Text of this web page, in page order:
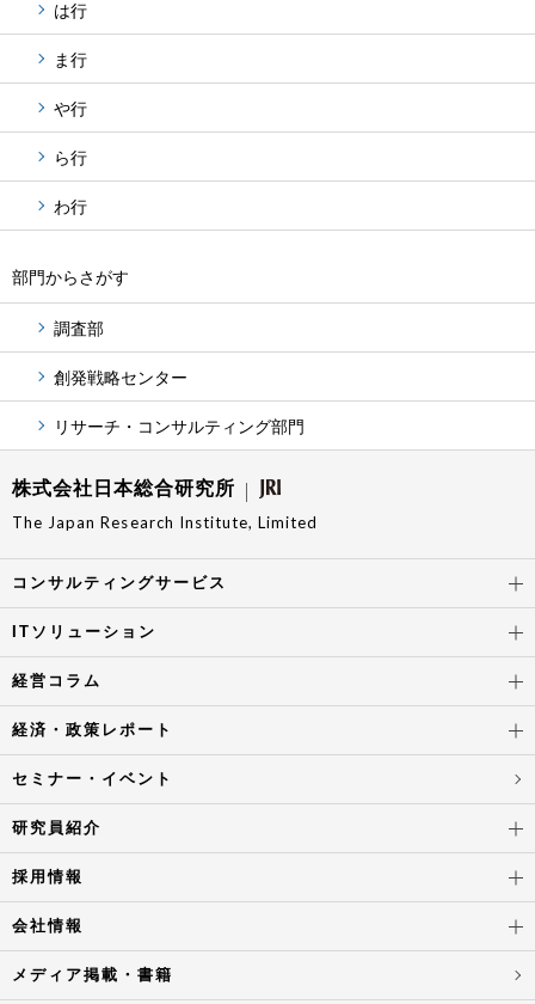
は行
ま行
や行
ら行
わ行
部門からさがす
調査部
創発戦略センター
リサーチ・コンサルティング部門
株式会社日本総合研究所
The Japan Research Institute, Limited
コンサルティングサービス
ITソリューション
経営コラム
経済・政策レポート
セミナー・イベント
研究員紹介
採用情報
会社情報
メディア掲載・書籍